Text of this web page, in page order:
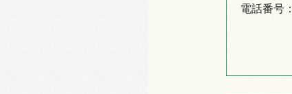
電話番号